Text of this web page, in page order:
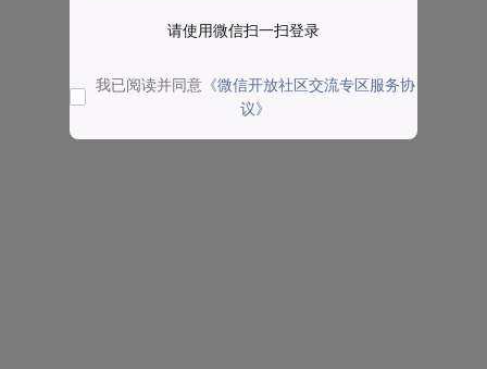
请使用微信扫一扫登录
我已阅读并同意 《微信开放社区交流专区服务协
议》